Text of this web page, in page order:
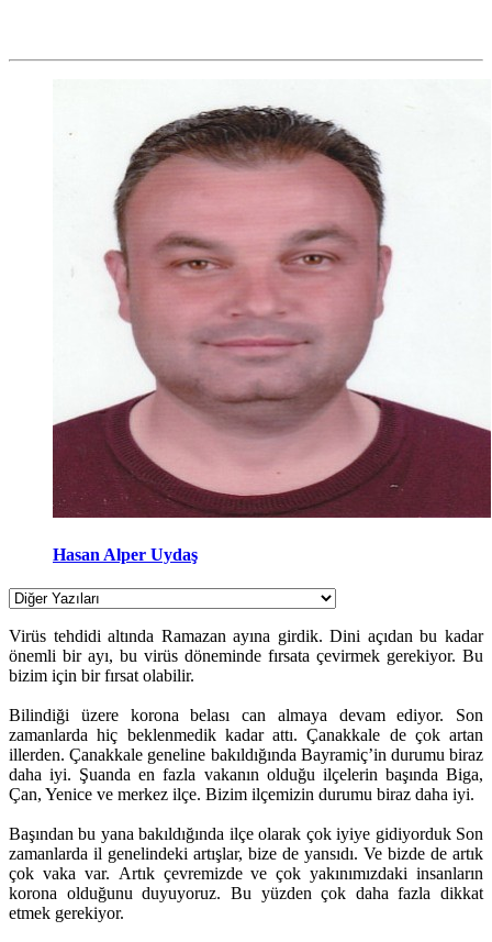
Hasan Alper Uydaş
Virüs tehdidi altında Ramazan ayına girdik. Dini açıdan bu kadar
önemli bir ayı, bu virüs döneminde fırsata çevirmek gerekiyor. Bu
bizim için bir fırsat olabilir.
Bilindiği üzere korona belası can almaya devam ediyor. Son
zamanlarda hiç beklenmedik kadar attı. Çanakkale de çok artan
illerden. Çanakkale geneline bakıldığında Bayramiç’in durumu biraz
daha iyi. Şuanda en fazla vakanın olduğu ilçelerin başında Biga,
Çan, Yenice ve merkez ilçe. Bizim ilçemizin durumu biraz daha iyi.
Başından bu yana bakıldığında ilçe olarak çok iyiye gidiyorduk Son
zamanlarda il genelindeki artışlar, bize de yansıdı. Ve bizde de artık
çok vaka var. Artık çevremizde ve çok yakınımızdaki insanların
korona olduğunu duyuyoruz. Bu yüzden çok daha fazla dikkat
etmek gerekiyor.